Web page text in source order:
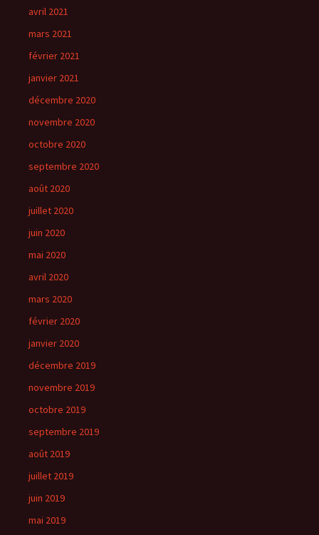
avril 2021
mars 2021
février 2021
janvier 2021
décembre 2020
novembre 2020
octobre 2020
septembre 2020
août 2020
juillet 2020
juin 2020
mai 2020
avril 2020
mars 2020
février 2020
janvier 2020
décembre 2019
novembre 2019
octobre 2019
septembre 2019
août 2019
juillet 2019
juin 2019
mai 2019